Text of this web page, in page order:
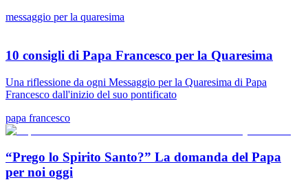
messaggio per la quaresima
10 consigli di Papa Francesco per la Quaresima
Una riflessione da ogni Messaggio per la Quaresima di Papa
Francesco dall'inizio del suo pontificato
papa francesco
“Prego lo Spirito Santo?” La domanda del Papa
per noi oggi